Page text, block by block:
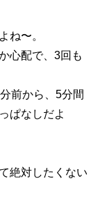
ね〜。
心配で、3回も
前から、5分間
ぱなしだよ
絶対したくない